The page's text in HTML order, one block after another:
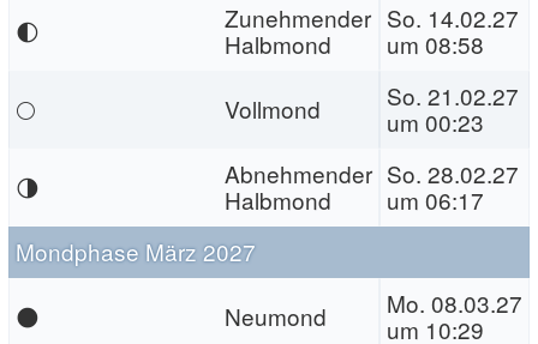
🌓
Zunehmender
Halbmond
So. 14.02.27
um 08:58
🌕
Vollmond
So. 21.02.27
um 00:23
🌗
Abnehmender
Halbmond
So. 28.02.27
um 06:17
Mondphase März 2027
🌑
Neumond
Mo. 08.03.27
um 10:29